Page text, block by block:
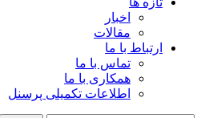
اخبار
مقالات
ارتباط با ما
تماس با ما
همکاری با ما
اطلاعات تکمیلی پرسنل